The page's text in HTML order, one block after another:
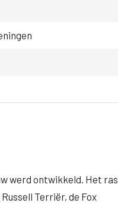
werd ontwikkeld. Het ras
Terriër, de Fox